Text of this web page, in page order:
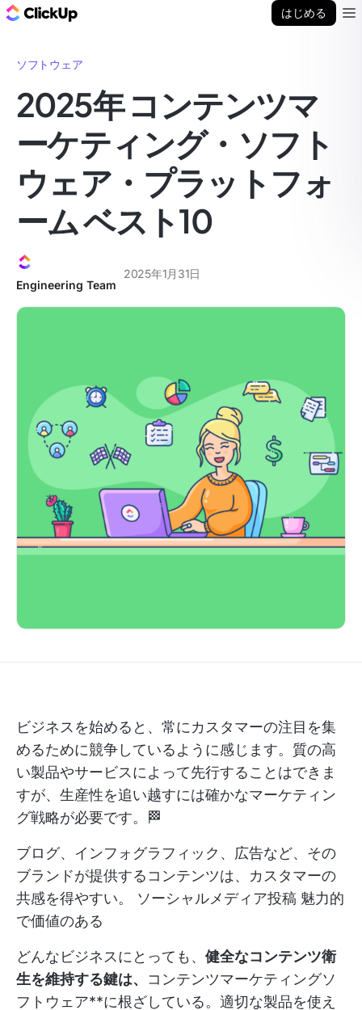
はじめる
ソフトウェア
2025年 コンテンツマ
ーケティング・ソフト
ウェア・プラットフォ
ーム ベスト10
Engineering Team
2025年1月31日
ビジネスを始めると、常にカスタマーの注目を集
めるために競争しているように感じます。質の高
い製品やサービスによって先行することはできま
すが、生産性を追い越すには確かなマーケティン
グ戦略が必要です。🏁
ブログ、インフォグラフィック、広告など、その
ブランドが提供するコンテンツは、カスタマーの
共感を得やすい。 ソーシャルメディア投稿 魅力的
で価値のある
どんなビジネスにとっても、 健全なコンテンツ衛
生を維持する鍵は、 コンテンツマーケティングソ
フトウェア**に根ざしている。適切な製品を使え